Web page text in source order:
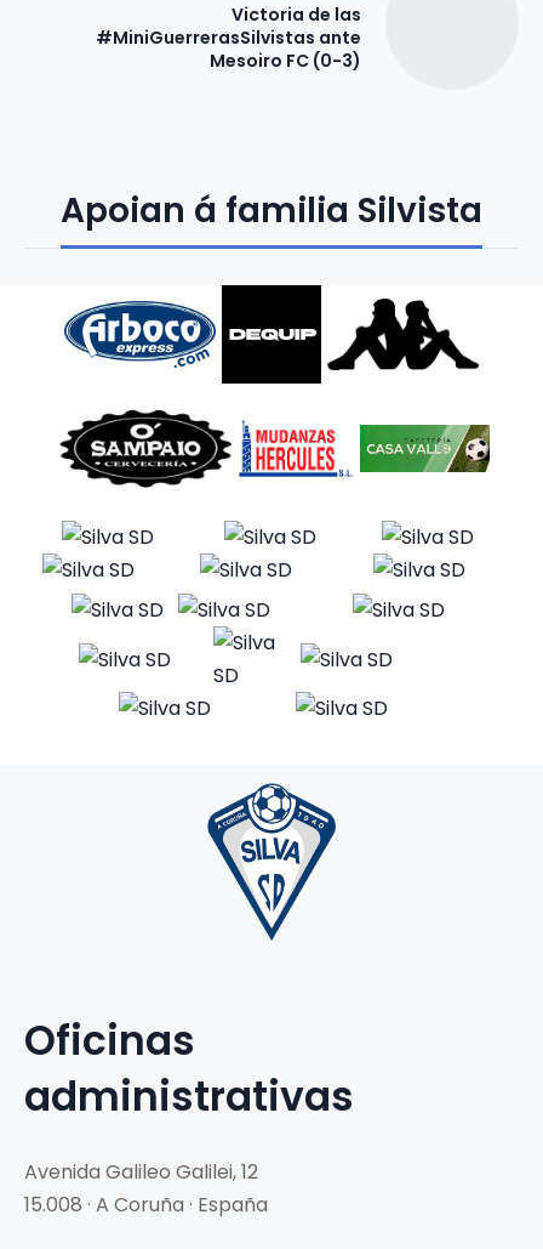
Victoria de las
#MiniGuerrerasSilvistas ante
Mesoiro FC (0-3)
Apoian á familia Silvista
Oficinas
administrativas
Avenida Galileo Galilei, 12
15.008 · A Coruña · España